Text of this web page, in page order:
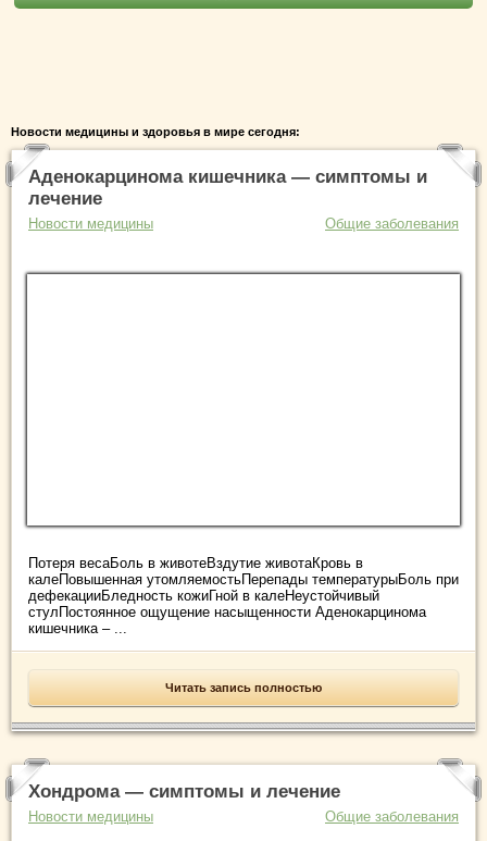
Новости медицины и здоровья в мире сегодня:
Аденокарцинома кишечника — симптомы и
лечение
Новости медицины Общие заболевания
Потеря весаБоль в животеВздутие животаКровь в
калеПовышенная утомляемостьПерепады температурыБоль при
дефекацииБледность кожиГной в калеНеустойчивый
стулПостоянное ощущение насыщенности Аденокарцинома
кишечника – ...
Читать запись полностью
Хондрома — симптомы и лечение
Новости медицины Общие заболевания